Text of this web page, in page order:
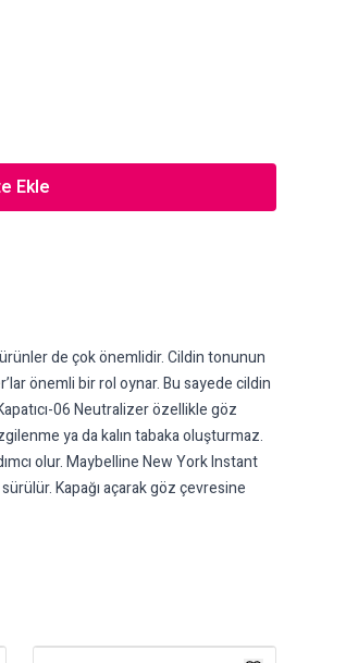
Ekle
de çok önemlidir. Cildin tonunun
önemli bir rol oynar. Bu sayede cildin
06 Neutralizer özellikle göz
ya da kalın tabaka oluşturmaz.
olur. Maybelline New York Instant
Kapağı açarak göz çevresine